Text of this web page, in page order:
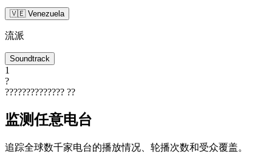
🇻🇪 Venezuela
流派
Soundtrack
1
?
?????????????? ??
监测任意电台
追踪全球数千家电台的播放情况、轮播次数和受众覆盖。